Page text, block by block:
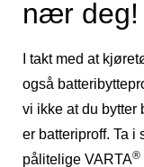
nær deg!
I takt med at
også
vi ikke at du bytter
er batteriproff. Ta i
pålitelige VARTA®